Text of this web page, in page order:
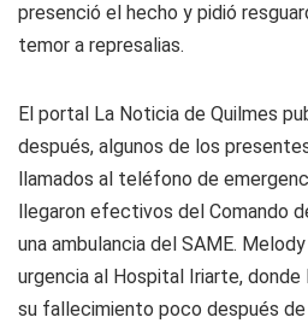
presenció el hecho y pidió
temor a represalias.
El portal La Noticia de Quilmes
después, algunos de los
llamados al teléfono de
llegaron efectivos del Comando
una ambulancia del SAME.
urgencia al Hospital Iriarte,
su fallecimiento poco después de